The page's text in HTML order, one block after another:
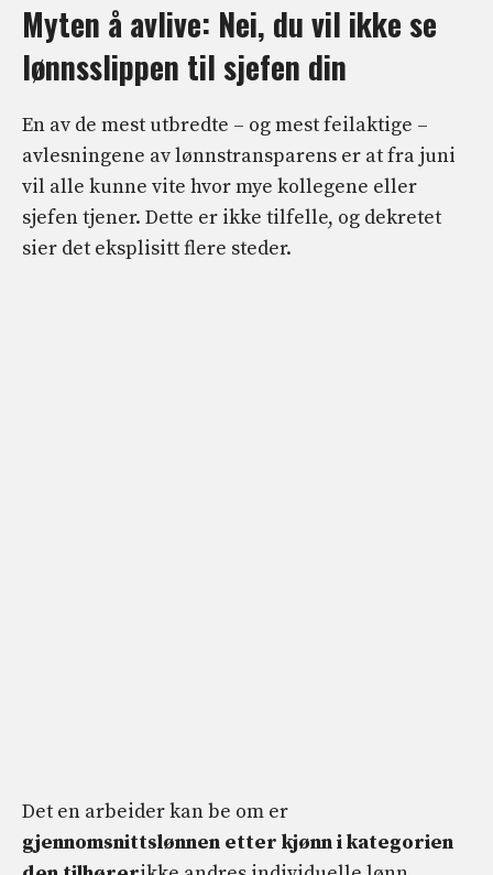
Myten å avlive: Nei, du vil ikke se
lønnsslippen til sjefen din
En av de mest utbredte – og mest feilaktige –
avlesningene av lønnstransparens er at fra juni
vil alle kunne vite hvor mye kollegene eller
sjefen tjener. Dette er ikke tilfelle, og dekretet
sier det eksplisitt flere steder.
Det en arbeider kan be om er
gjennomsnittslønnen etter kjønn i kategorien